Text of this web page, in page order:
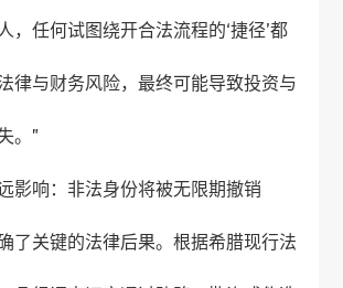
，任何试图绕开合法流程的‘捷径’都
律与财务风险，最终可能导致投资与
。”
影响：非法身份将被无限期撤销
了关键的法律后果。根据希腊现行法